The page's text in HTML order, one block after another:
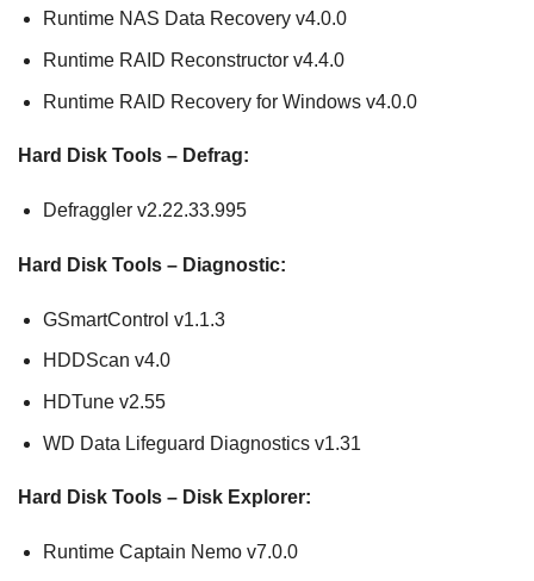
Runtime NAS Data Recovery v4.0.0
Runtime RAID Reconstructor v4.4.0
Runtime RAID Recovery for Windows v4.0.0
Hard Disk Tools – Defrag:
Defraggler v2.22.33.995
Hard Disk Tools – Diagnostic:
GSmartControl v1.1.3
HDDScan v4.0
HDTune v2.55
WD Data Lifeguard Diagnostics v1.31
Hard Disk Tools – Disk Explorer:
Runtime Captain Nemo v7.0.0